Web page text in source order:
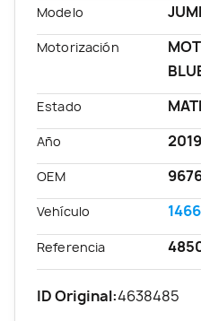
Modelo
Motorización
Estado
Año 2019
OEM
Vehículo
Referencia
ID Original:4638485